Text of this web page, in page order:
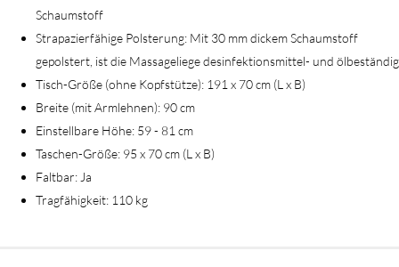
Schaumstoff
Strapazierfähige Polsterung: Mit 30 mm dickem Schaumstoff
gepolstert, ist die Massageliege desinfektionsmittel- und ölbeständig
Tisch-Größe (ohne Kopfstütze): 191 x 70 cm (L x B)
Breite (mit Armlehnen): 90 cm
Einstellbare Höhe: 59 - 81 cm
Taschen-Größe: 95 x 70 cm (L x B)
Faltbar: Ja
Tragfähigkeit: 110 kg